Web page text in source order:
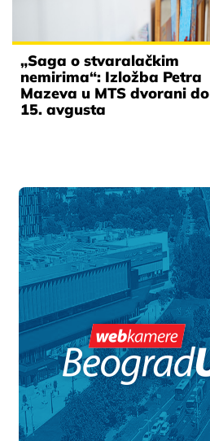
„Saga o stvaralačkim
nemirima“: Izložba Petra
Mazeva u MTS dvorani do
15. avgusta